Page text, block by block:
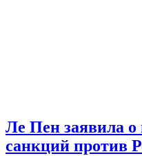
Ле Пен заявила
санкций против